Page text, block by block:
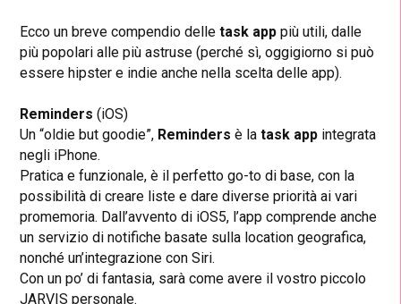
Ecco un breve compendio delle task app più utili, dalle
più popolari alle più astruse (perché sì, oggigiorno si può
essere hipster e indie anche nella scelta delle app).
Reminders(iOS)
Un “oldie but goodie”, Remindersè latask app integrata
negli iPhone.
Pratica e funzionale, è il perfetto go-to di base, con la
possibilità di creare liste e dare diverse priorità ai vari
promemoria. Dall’avvento di iOS5, l’app comprende anche
un servizio di notifiche basate sulla location geografica,
nonché un’integrazione con Siri.
Con un po’ di fantasia, sarà come avere il vostro piccolo
JARVIS personale.